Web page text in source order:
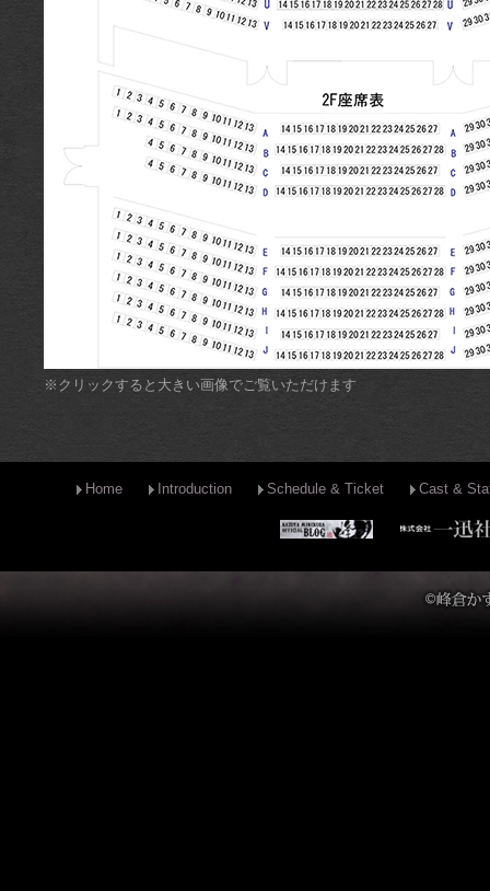
※クリックすると大きい画像でご覧いただけます
Home Introduction Schedule & Ticket Cast &